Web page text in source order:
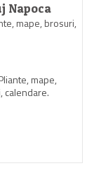
Napoca
mape, brosuri,
mape,
calendare.